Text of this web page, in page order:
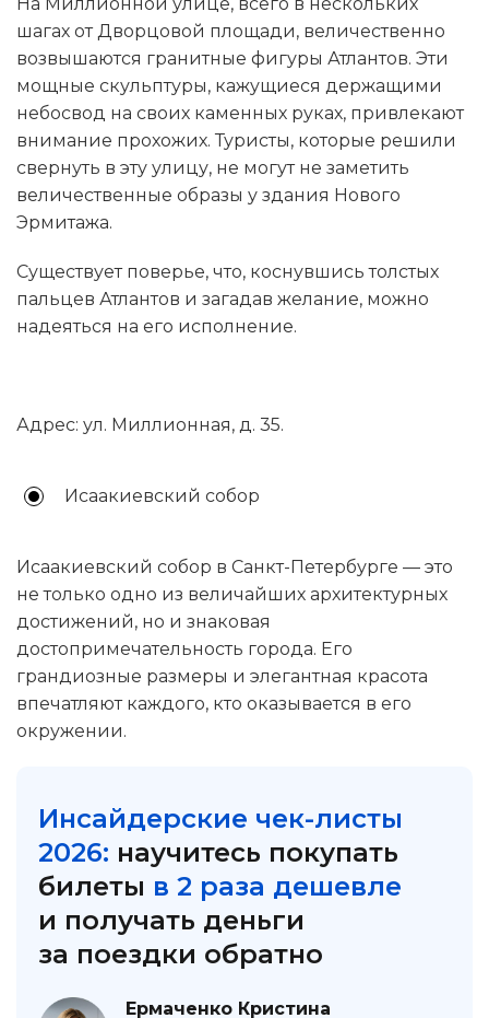
шагах от Дворцовой площади, величественно
возвышаются гранитные фигуры Атлантов. Эти
мощные скульптуры, кажущиеся держащими
небосвод на своих каменных руках, привлекают
внимание прохожих. Туристы, которые решили
свернуть в эту улицу, не могут не заметить
величественные образы у здания Нового
Эрмитажа.
Существует поверье, что, коснувшись толстых
пальцев Атлантов и загадав желание, можно
надеяться на его исполнение.
Адрес: ул. Миллионная, д. 35.
Исаакиевский собор
Исаакиевский собор в Санкт-Петербурге — это
не только одно из величайших архитектурных
достижений, но и знаковая
достопримечательность города. Его
грандиозные размеры и элегантная красота
впечатляют каждого, кто оказывается в его
окружении.
Инсайдерские чек-листы
2026: научитесь покупать
билеты в 2 раза дешевле
и получать деньги
за поездки обратно
Ермаченко Кристина